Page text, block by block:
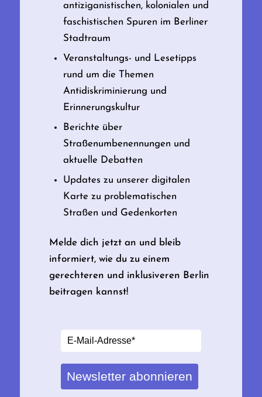
antiziganistischen, kolonialen und
faschistischen Spuren im Berliner
Stadtraum
Veranstaltungs- und Lesetipps
rund um die Themen
Antidiskriminierung und
Erinnerungskultur
Berichte über
Straßenumbenennungen und
aktuelle Debatten
Updates zu unserer digitalen
Karte zu problematischen
Straßen und Gedenkorten
Melde dich jetzt an und bleib
informiert, wie du zu einem
gerechteren und inklusiveren Berlin
beitragen kannst!
Newsletter abonnieren